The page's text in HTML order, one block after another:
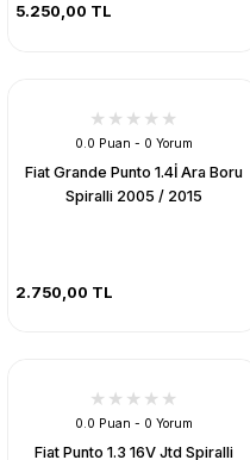
5.250,00 TL
0.0 Puan - 0 Yorum
Fiat Grande Punto 1.4İ Ara Boru
Spiralli 2005 / 2015
2.750,00 TL
0.0 Puan - 0 Yorum
Fiat Punto 1.3 16V Jtd Spiralli